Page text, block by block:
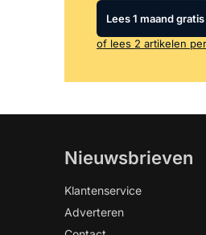
Lees 1 maand gratis
of lees 2 artikelen
Nieuwsbrieven
Klantenservice
Adverteren